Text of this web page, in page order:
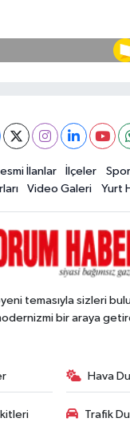
İlanlar İlçeler Spor
Video Galeri Yurt
temasıyla sizleri
bir araya
Hava
Trafik